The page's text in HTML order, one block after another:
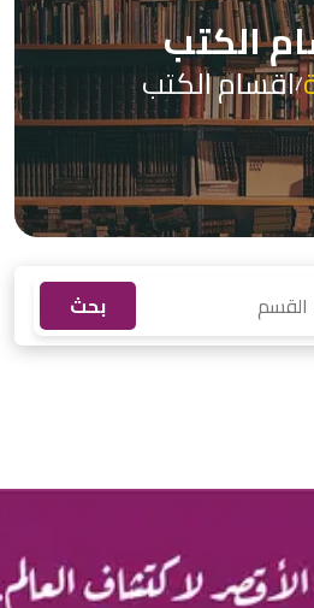
الكتب
/اقسام الكتب
بحث